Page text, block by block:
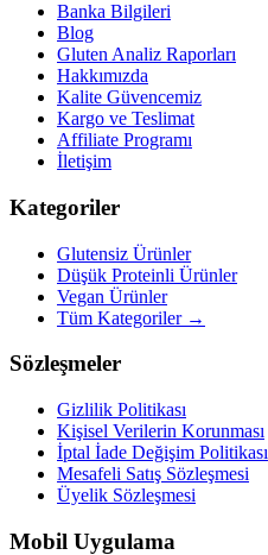
Banka Bilgileri
Blog
Gluten Analiz Raporları
Hakkımızda
Kalite Güvencemiz
Kargo ve Teslimat
Affiliate Programı
İletişim
Kategoriler
Glutensiz Ürünler
Düşük Proteinli Ürünler
Vegan Ürünler
Tüm Kategoriler →
Sözleşmeler
Gizlilik Politikası
Kişisel Verilerin Korunması
İptal İade Değişim Politikası
Mesafeli Satış Sözleşmesi
Üyelik Sözleşmesi
Mobil Uygulama